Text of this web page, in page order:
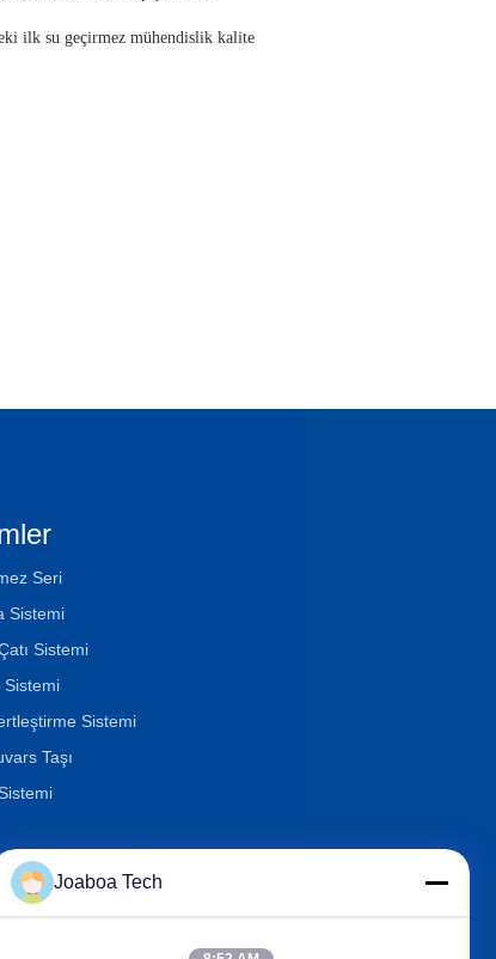
ilk su geçirmez mühendislik kalite
Seri
Sistemi
Sistemi
Sistemi
Sistemi
Taşı
İletişim
Joaboa Tech